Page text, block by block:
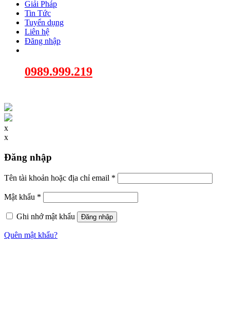
Giải Pháp
Tin Tức
Tuyển dụng
Liên hệ
Đăng nhập
0989.999.219
x
x
Đăng nhập
Tên tài khoản hoặc địa chỉ email *
Mật khẩu *
Ghi nhớ mật khẩu Đăng nhập
Quên mật khẩu?